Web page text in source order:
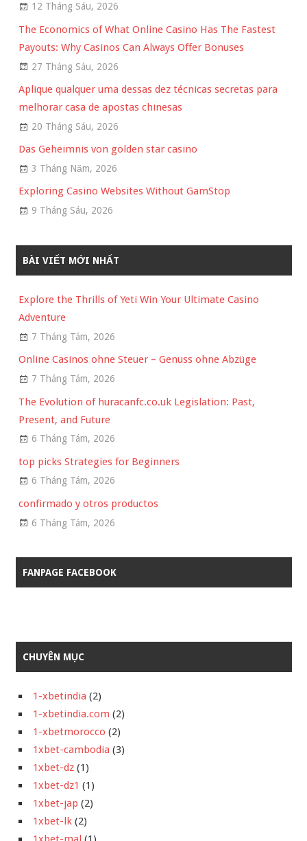
12 Tháng Sáu, 2026
The Economics of What Online Casino Has The Fastest
Payouts: Why Casinos Can Always Offer Bonuses
27 Tháng Sáu, 2026
Aplique qualquer uma dessas dez técnicas secretas para
melhorar casa de apostas chinesas
20 Tháng Sáu, 2026
Das Geheimnis von golden star casino
3 Tháng Năm, 2026
Exploring Casino Websites Without GamStop
9 Tháng Sáu, 2026
BÀI VIẾT MỚI NHẤT
Explore the Thrills of Yeti Win Your Ultimate Casino
Adventure
7 Tháng Tám, 2026
Online Casinos ohne Steuer – Genuss ohne Abzüge
7 Tháng Tám, 2026
The Evolution of huracanfc.co.uk Legislation: Past,
Present, and Future
6 Tháng Tám, 2026
top picks Strategies for Beginners
6 Tháng Tám, 2026
confirmado y otros productos
6 Tháng Tám, 2026
FANPAGE FACEBOOK
CHUYÊN MỤC
1-xbetindia (2)
1-xbetindia.com (2)
1-xbetmorocco (2)
1xbet-cambodia (3)
1xbet-dz (1)
1xbet-dz1 (1)
1xbet-jap (2)
1xbet-lk (2)